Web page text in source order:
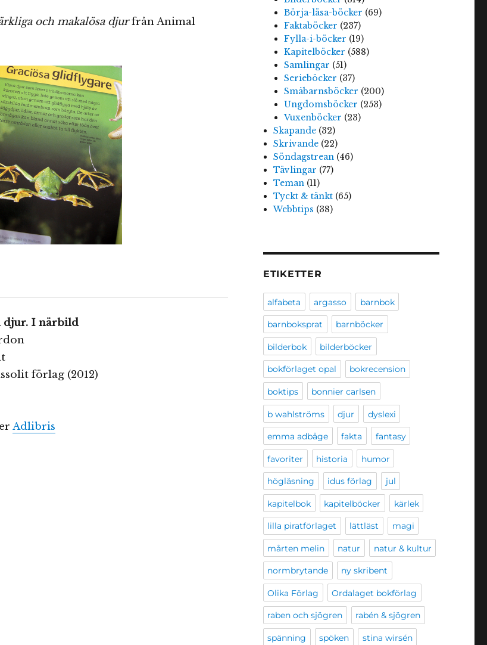
och makalösa djurfrån Animal
djur. I närbild
förlag (2012)
Adlibris
Börja-läsa-böcker (69)
Faktaböcker (237)
Fylla-i-böcker (19)
Kapitelböcker (588)
Samlingar (51)
Serieböcker (37)
Småbarnsböcker (200)
Ungdomsböcker (253)
Vuxenböcker (23)
Skapande (32)
Skrivande (22)
Söndagstrean (46)
Tävlingar (77)
Teman (11)
Tyckt & tänkt (65)
Webbtips (38)
ETIKETTER
alfabeta argasso barnbok
barnboksprat barnböcker
bilderbok bilderböcker
bokförlaget opal bokrecension
boktips bonnier carlsen
b wahlströms djur dyslexi
emma adbåge fakta fantasy
favoriter historia humor
högläsning idus förlag jul
kapitelbok kapitelböcker kärlek
lilla piratförlaget lättläst magi
mårten melin natur natur & kultur
normbrytande ny skribent
Olika Förlag Ordalaget bokförlag
raben och sjögren rabén & sjögren
spänning spöken stina wirsén